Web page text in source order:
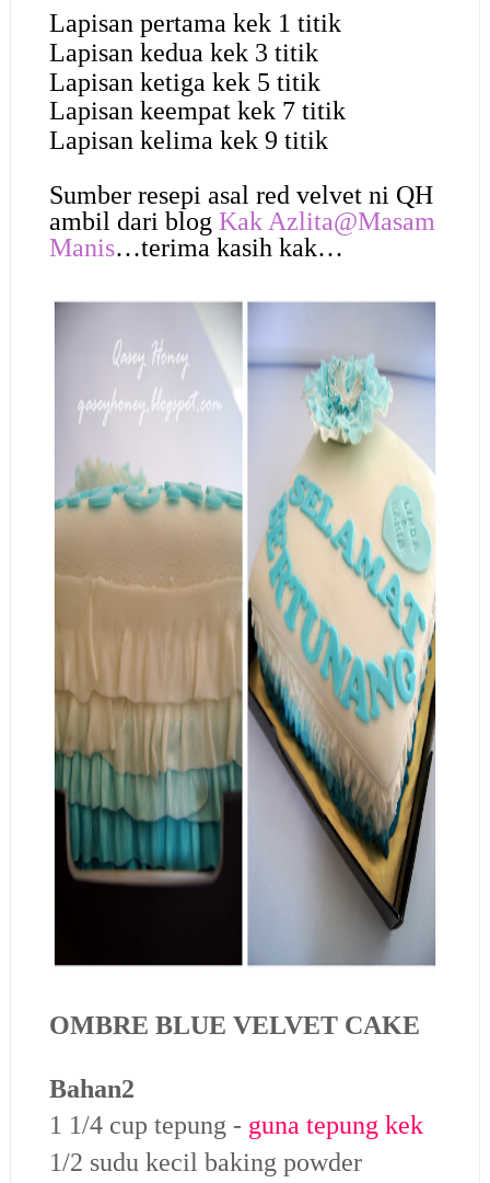
Lapisan pertama kek 1 titik
Lapisan kedua kek 3 titik
Lapisan ketiga kek 5 titik
Lapisan keempat kek 7 titik
Lapisan kelima kek 9 titik
Sumber resepi asal red velvet ni QH
ambil dari blog Kak Azlita@Masam
Manis…terima kasih kak…
OMBRE BLUE VELVET CAKE
Bahan2
1 1/4 cup tepung - guna tepung kek
1/2 sudu kecil baking powder